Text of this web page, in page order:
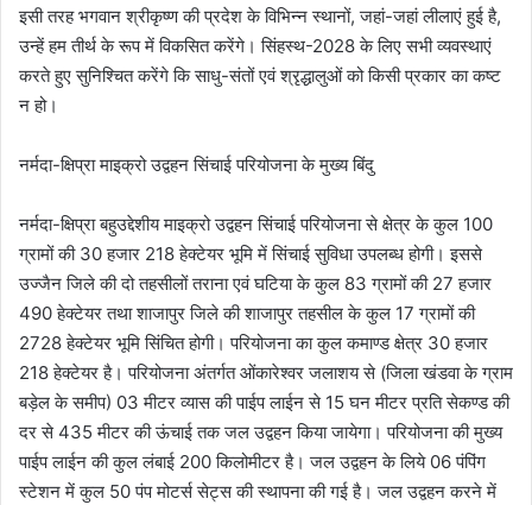
इसी तरह भगवान श्रीकृष्ण की प्रदेश के विभिन्न स्थानों, जहां-जहां लीलाएं हुई है,
उन्हें हम तीर्थ के रूप में विकसित करेंगे। सिंहस्थ-2028 के लिए सभी व्यवस्थाएं
करते हुए सुनिश्चित करेंगे कि साधु-संतों एवं श्रृद्धालुओं को किसी प्रकार का कष्ट
न हो।
नर्मदा-क्षिप्रा माइक्रो उद्वहन सिंचाई परियोजना के मुख्य बिंदु
नर्मदा-क्षिप्रा बहुउद्देशीय माइक्रो उद्वहन सिंचाई परियोजना से क्षेत्र के कुल 100
ग्रामों की 30 हजार 218 हेक्टेयर भूमि में सिंचाई सुविधा उपलब्ध होगी। इससे
उज्जैन जिले की दो तहसीलों तराना एवं घटिया के कुल 83 ग्रामों की 27 हजार
490 हेक्टेयर तथा शाजापुर जिले की शाजापुर तहसील के कुल 17 ग्रामों की
2728 हेक्टेयर भूमि सिंचित होगी। परियोजना का कुल कमाण्ड क्षेत्र 30 हजार
218 हेक्टेयर है। परियोजना अंतर्गत ओंकारेश्वर जलाशय से (जिला खंडवा के ग्राम
बड़ेल के समीप) 03 मीटर व्यास की पाईप लाईन से 15 घन मीटर प्रति सेकण्ड की
दर से 435 मीटर की ऊंचाई तक जल उद्वहन किया जायेगा। परियोजना की मुख्य
पाईप लाईन की कुल लंबाई 200 किलोमीटर है। जल उद्वहन के लिये 06 पंपिंग
स्टेशन में कुल 50 पंप मोटर्स सेट्स की स्थापना की गई है। जल उद्वहन करने में